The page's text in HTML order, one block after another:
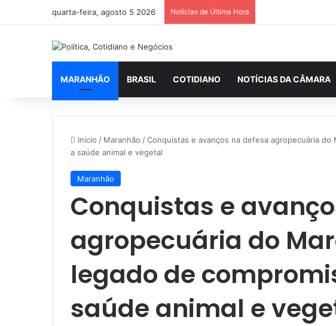
quarta-feira, agosto 5 2026 Notícias de Última Hora
MARANHÃO BRASIL COTIDIANO NOTÍCIAS DA CÂMARA
Início / Maranhão /Conquistas e avanços na defesa agropecuária
a saúde animal e vegetal
Maranhão
Conquistas e
agropecuária do
legado de
saúde animal e